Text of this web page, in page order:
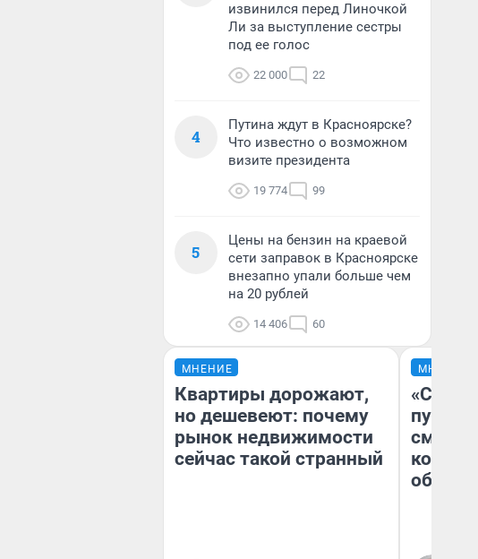
извинился перед Линочкой
Ли за выступление сестры
под ее голос
22 000 22
4
Путина ждут в Красноярске?
Что известно о возможном
визите президента
19 774 99
5
Цены на бензин на краевой
сети заправок в Красноярске
внезапно упали больше чем
на 20 рублей
14 406 60
МНЕНИЕ
Квартиры дорожают,
но дешевеют: почему
рынок недвижимости
сейчас такой странный
МНЕНИЕ